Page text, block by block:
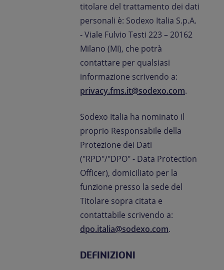
titolare del trattamento dei dati
personali è: Sodexo Italia S.p.A.
- Viale Fulvio Testi 223 – 20162
Milano (MI), che potrà
contattare per qualsiasi
informazione scrivendo a:
privacy.fms.it@sodexo.com.
Sodexo Italia ha nominato il
proprio Responsabile della
Protezione dei Dati
("RPD"/"DPO" - Data Protection
Officer), domiciliato per la
funzione presso la sede del
Titolare sopra citata e
contattabile scrivendo a:
dpo.italia@sodexo.com.
DEFINIZIONI